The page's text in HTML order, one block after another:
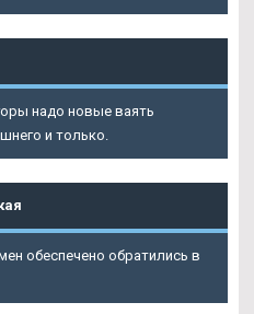
надо новые ваять
и только.
обеспечено обратились в